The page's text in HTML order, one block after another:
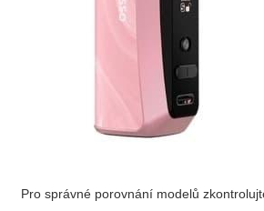
Pro správné porovnání modelů